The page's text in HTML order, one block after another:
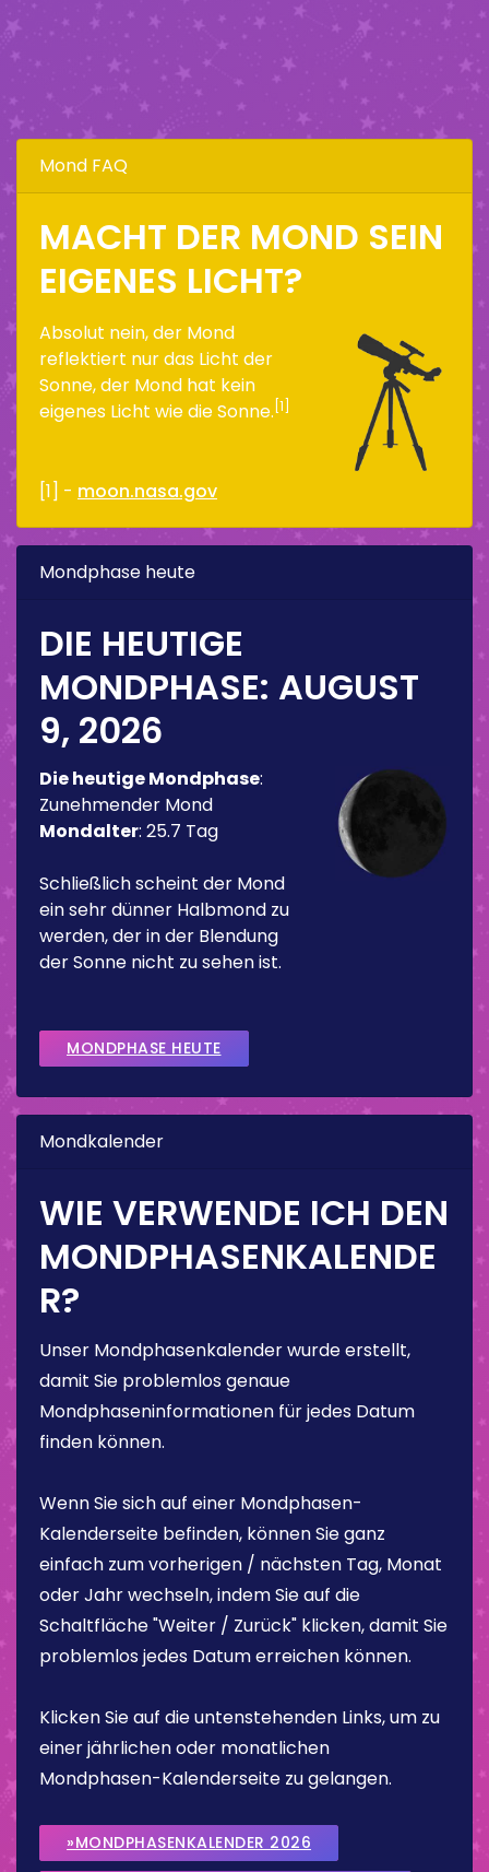
Mond FAQ
MACHT DER MOND SEIN
EIGENES LICHT?
Absolut nein, der Mond
reflektiert nur das Licht der
Sonne, der Mond hat kein
eigenes Licht wie die Sonne. [1]
[1] - moon.nasa.gov
Mondphase heute
DIE HEUTIGE
MONDPHASE: AUGUST
9, 2026
Die heutige Mondphase:
Zunehmender Mond
Mondalter: 25.7 Tag
Schließlich scheint der Mond
ein sehr dünner Halbmond zu
werden, der in der Blendung
der Sonne nicht zu sehen ist.
MONDPHASE HEUTE
Mondkalender
WIE VERWENDE ICH DEN
MONDPHASENKALENDE
R?
Unser Mondphasenkalender wurde erstellt,
damit Sie problemlos genaue
Mondphaseninformationen für jedes Datum
finden können.
Wenn Sie sich auf einer Mondphasen-
Kalenderseite befinden, können Sie ganz
einfach zum vorherigen / nächsten Tag, Monat
oder Jahr wechseln, indem Sie auf die
Schaltfläche "Weiter / Zurück" klicken, damit Sie
problemlos jedes Datum erreichen können.
Klicken Sie auf die untenstehenden Links, um zu
einer jährlichen oder monatlichen
Mondphasen-Kalenderseite zu gelangen.
»MONDPHASENKALENDER 2026